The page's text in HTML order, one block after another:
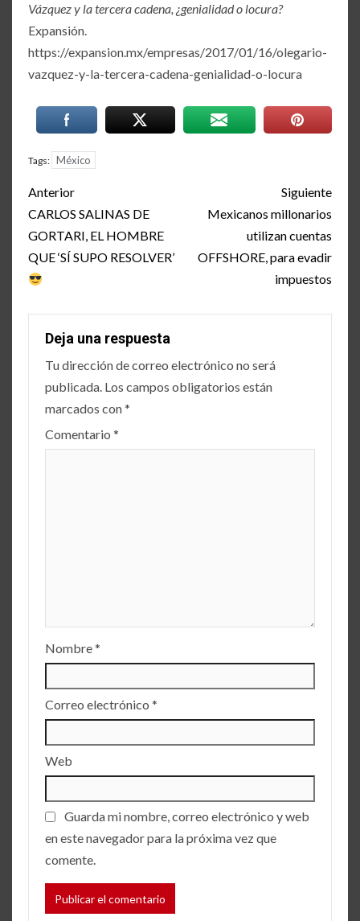
Vázquez y la tercera cadena, ¿genialidad o locura?
Expansión.
https://expansion.mx/empresas/2017/01/16/olegario-
vazquez-y-la-tercera-cadena-genialidad-o-locura
Tags: México
Post
navigation
Anterior
CARLOS SALINAS DE
GORTARI, EL HOMBRE
QUE ‘SÍ SUPO RESOLVER’
Siguiente
Mexicanos millonarios
utilizan cuentas
OFFSHORE, para evadir
impuestos
Deja una respuesta
Tu dirección de correo electrónico no será
publicada. Los campos obligatorios están
marcados con*
Comentario *
Nombre*
Correo electrónico *
Web
Guarda mi nombre, correo electrónico y web
en este navegador para la próxima vez que
comente.